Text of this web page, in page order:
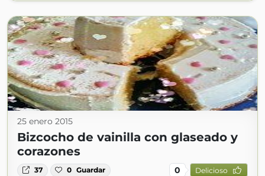
25 enero 2015
Bizcocho de vainilla con glaseado y
corazones
37 0 Guardar 0 Delicioso